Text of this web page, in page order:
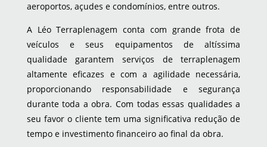
aeroportos, açudes e condomínios, entre outros.
A Léo Terraplenagem conta com grande frota de
veículos e seus equipamentos de altíssima
qualidade garantem serviços de terraplenagem
altamente eficazes e com a agilidade necessária,
proporcionando responsabilidade e segurança
durante toda a obra. Com todas essas qualidades a
seu favor o cliente tem uma significativa redução de
tempo e investimento financeiro ao final da obra.